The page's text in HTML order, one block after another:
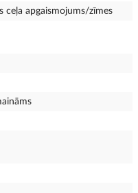
ceļa apgaismojums/zīmes